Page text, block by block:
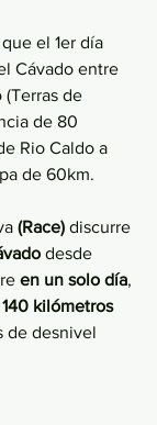
que el 1er día
Cávado entre
(Terras de
de 80
Rio Caldo a
de 60km.
(Race) discurre
desde
en un solo día,
140 kilómetros
de desnivel